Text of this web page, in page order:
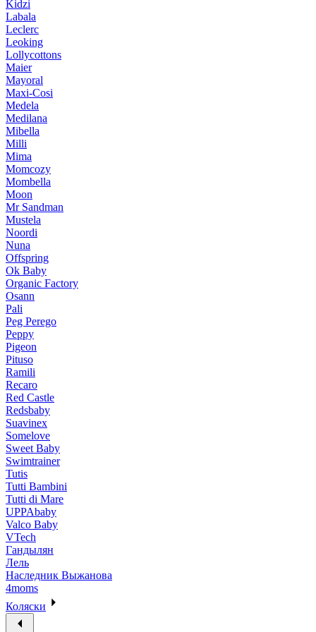
Kidzi
Labala
Leclerc
Leoking
Lollycottons
Maier
Mayoral
Maxi-Cosi
Medela
Medilana
Mibella
Milli
Mima
Momcozy
Mombella
Moon
Mr Sandman
Mustela
Noordi
Nuna
Offspring
Ok Baby
Organic Factory
Osann
Pali
Peg Perego
Peppy
Pigeon
Pituso
Ramili
Recaro
Red Castle
Redsbaby
Suavinex
Somelove
Sweet Baby
Swimtrainer
Tutis
Tutti Bambini
Tutti di Mare
UPPAbaby
Valco Baby
VTech
Гандылян
Лель
Наследник Выжанова
4moms
Коляски